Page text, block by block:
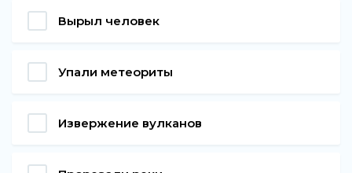
Вырыл человек
Упали метеориты
Извержение вулканов